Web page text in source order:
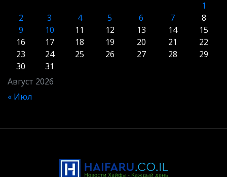
Август 2026
1
2
3 4 5 6 7
8
9
10 11 12 13 14
15
16
17 18 19 20 21
22
23
24 25 26 27 28
29
30
31
« Июл